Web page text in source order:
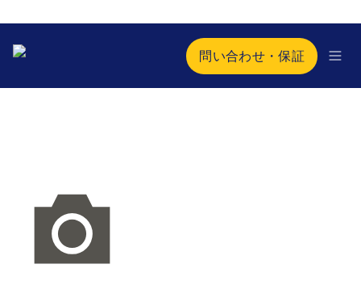
問い合わせ・保証